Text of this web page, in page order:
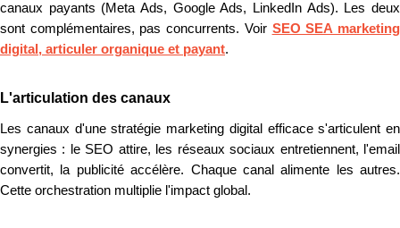
canaux payants (Meta Ads, Google Ads, LinkedIn Ads). Les deux
sont complémentaires, pas concurrents. Voir SEO SEA marketing
digital, articuler organique et payant.
L'articulation des canaux
Les canaux d'une stratégie marketing digital efficace s'articulent en
synergies : le SEO attire, les réseaux sociaux entretiennent, l'email
convertit, la publicité accélère. Chaque canal alimente les autres.
Cette orchestration multiplie l'impact global.